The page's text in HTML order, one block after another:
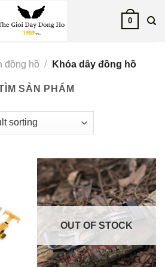
0
đồng hồ / Khóa dây đồng hồ
SẢN PHẨM
OUT OF STOCK